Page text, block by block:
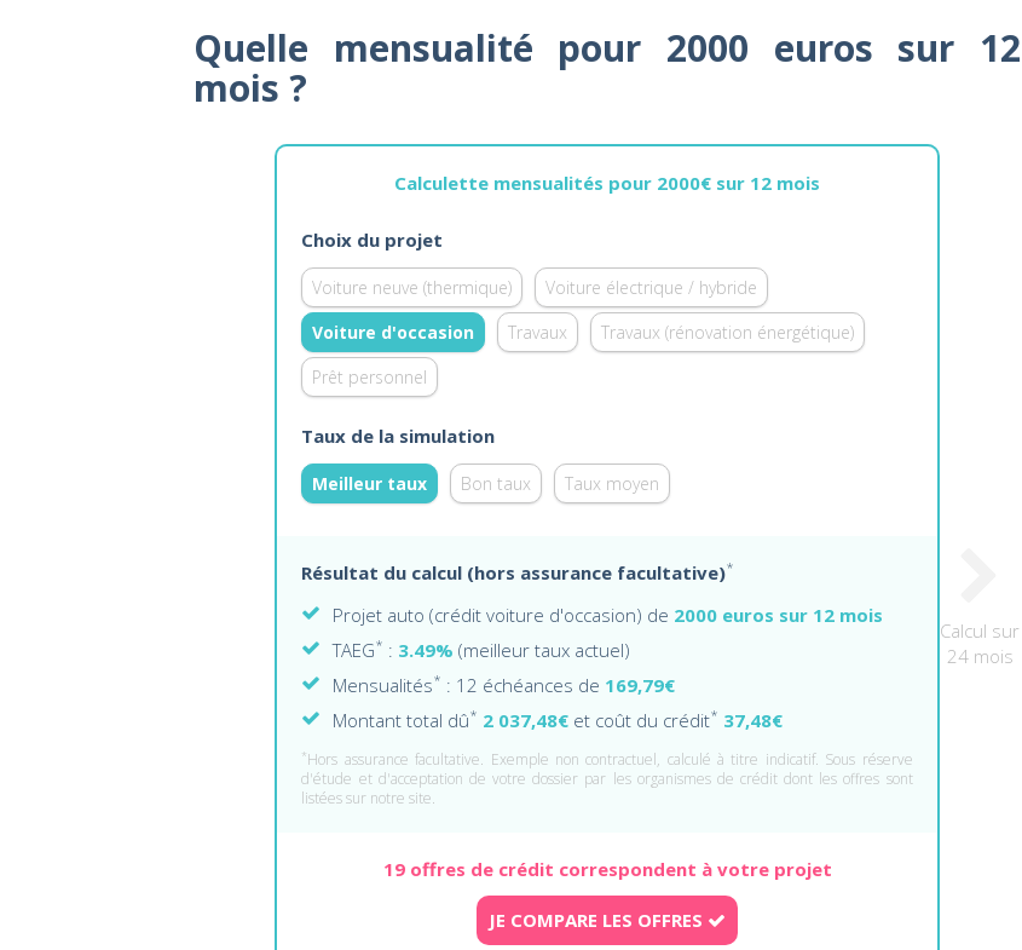
Quelle mensualité pour 2000 euros sur 12
mois ?
Calculette mensualités pour 2000€ sur 12 mois
Choix du projet
Voiture neuve (thermique)
Voiture électrique / hybride
Voiture d'occasion
Travaux
Travaux (rénovation énergétique)
Prêt personnel
Taux de la simulation
Meilleur taux Bon taux Taux moyen
Résultat du calcul (hors assurance facultative)*
Projet auto (crédit voiture d'occasion) de 2000 euros sur 12 mois
TAEG* : 3.49% (meilleur taux actuel)
Mensualités* : 12 échéances de 169,79€
Montant total dû* 2 037,48€ et coût du crédit* 37,48€
*Hors assurance facultative. Exemple non contractuel, calculé à titre indicatif. Sous réserve
d'étude et d'acceptation de votre dossier par les organismes de crédit dont les offres sont
listées sur notre site.
19 offres de crédit correspondent à votre projet
JE COMPARE LES OFFRES
Calcul sur
24 mois